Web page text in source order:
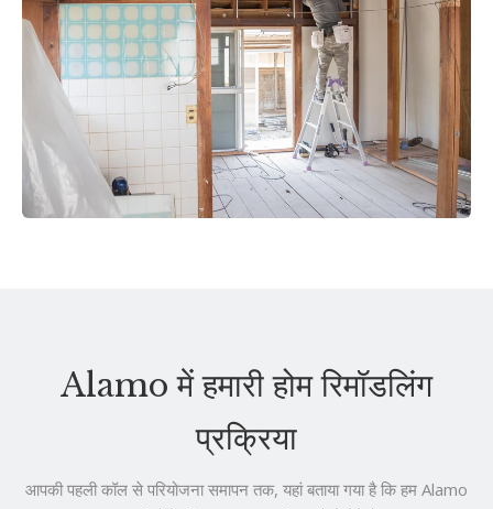
Alamo में हमारी होम रिमॉडलिंग
प्रक्रिया
आपकी पहली कॉल से परियोजना समापन तक, यहां बताया गया है कि हम Alamo